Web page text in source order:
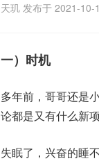
天玑 发布于 2021-10-
一）时机
多年前，哥哥还是
论都是又有什么新
失眠了，兴奋的睡